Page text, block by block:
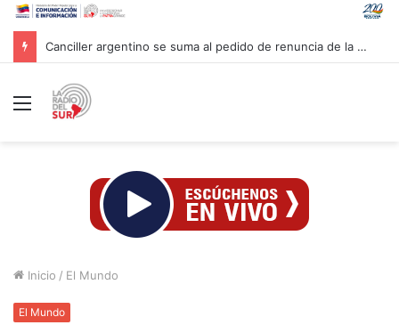
Canciller argentino se suma al pedido de renuncia de la vicepresidenta Villarruel
Menú
Inicio / El Mundo
El Mundo